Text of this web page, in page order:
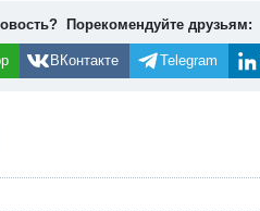
Порекомендуйте друзьям:
ВКонтакте Telegram